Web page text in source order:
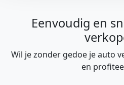
Eenvoudig en
Wil je zonder gedoe je auto
en